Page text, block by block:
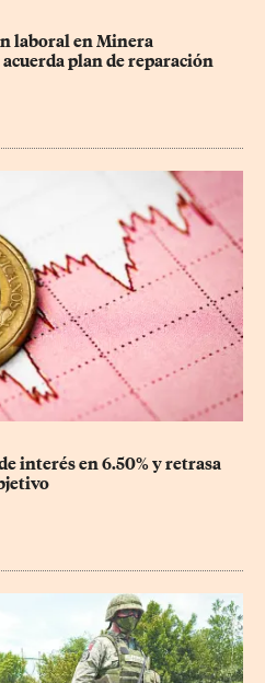
laboral en Minera
plan de reparación
interés en 6.50% y retrasa